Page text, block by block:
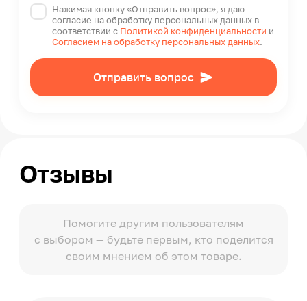
Нажимая кнопку «Отправить вопрос», я даю
согласие на обработку персональных данных в
соответствии с Политикой конфиденциальности и
Согласием на обработку персональных данных.
Отправить вопрос
Отзывы
Помогите другим пользователям
с выбором — будьте первым, кто поделится
своим мнением об этом товаре.